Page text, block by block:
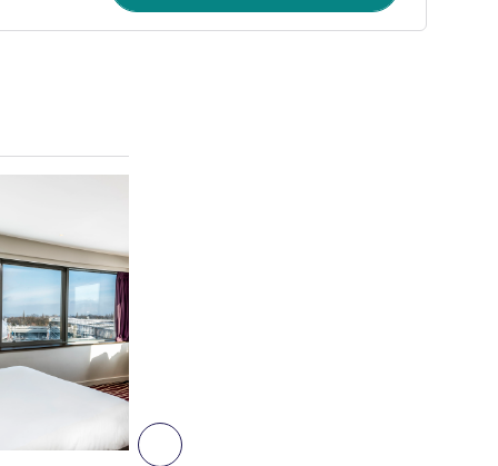
Suivant - Chambre